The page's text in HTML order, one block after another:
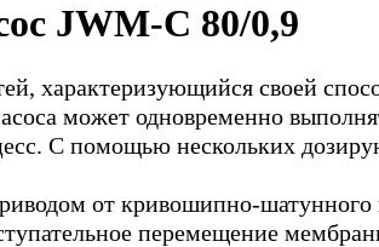
JWM-C 80/0,9
характеризующийся своей
может одновременно
С помощью нескольких
от кривошипно-шатунного
перемещение